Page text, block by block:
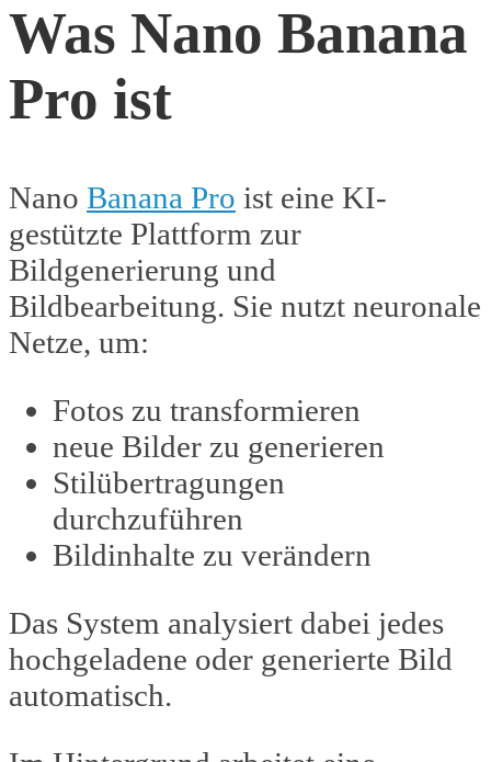
Was Nano Banana
Pro ist
Nano Banana Pro ist eine KI-
gestützte Plattform zur
Bildgenerierung und
Bildbearbeitung. Sie nutzt neuronale
Netze, um:
Fotos zu transformieren
neue Bilder zu generieren
Stilübertragungen
durchzuführen
Bildinhalte zu verändern
Das System analysiert dabei jedes
hochgeladene oder generierte Bild
automatisch.